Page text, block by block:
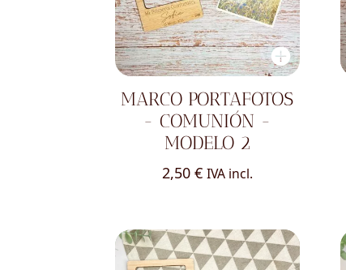
MARCO PORTAFOTOS
- COMUNIÓN -
MODELO 2
2,50 € IVA incl.